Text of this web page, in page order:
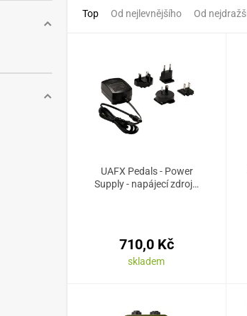
Top Od nejlevnějšího Od
UAFX Pedals - Power
Supply - napájecí zdroj…
710,0 Kč
skladem